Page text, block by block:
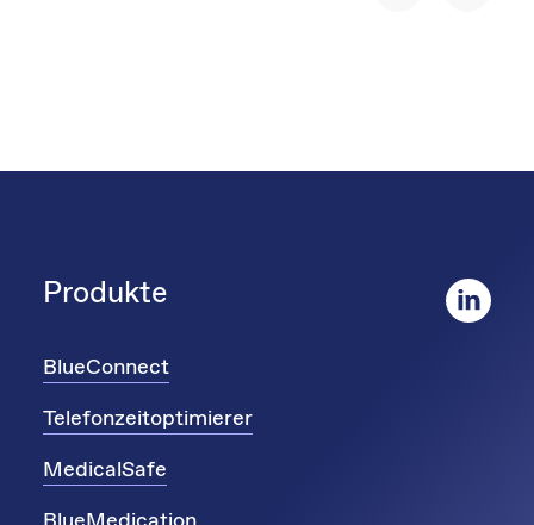
Produkte
BlueConnect
Telefonzeitoptimierer
MedicalSafe